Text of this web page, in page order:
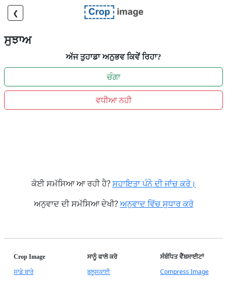
❮
ਸੁਝਾਅ
ਅੱਜ ਤੁਹਾਡਾ ਅਨੁਭਵ ਕਿਵੇਂ ਰਿਹਾ?
ਚੰਗਾ
ਵਧੀਆ ਨਹੀ
ਕੋਈ ਸਮੱਸਿਆ ਆ ਰਹੀ ਹੈ? ਸਹਾਇਤਾ ਪੰਨੇ ਦੀ ਜਾਂਚ ਕਰੋ।
ਅਨੁਵਾਦ ਦੀ ਸਮੱਸਿਆ ਦੇਖੀ? ਅਨੁਵਾਦ ਵਿੱਚ ਸੁਧਾਰ ਕਰੋ
Crop Image
ਸਾਡੇ ਬਾਰੇ
ਸਾਨੂੰ ਫਾਲੋ ਕਰੋ
ਬਲੂਸਕਾਈ
ਸੰਬੰਧਿਤ ਵੈੱਬਸਾਈਟਾਂ
Compress Image